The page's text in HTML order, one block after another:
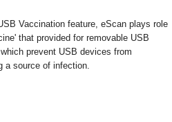
Vaccination feature, eScan plays role
that provided for removable USB
prevent USB devices from
a source of infection.